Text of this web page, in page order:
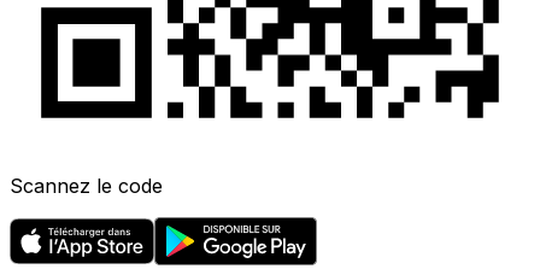
Scannez le code